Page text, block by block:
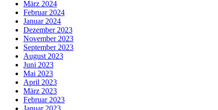
März 2024
Februar 2024
Januar 2024
Dezember 2023
November 2023
September 2023
August 2023
Juni 2023
Mai 2023
April 2023
März 2023
Februar 2023
Januar 2023